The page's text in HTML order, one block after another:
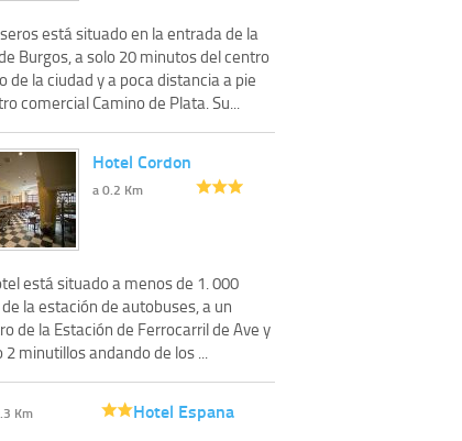
está situado en la entrada de la
Burgos, a solo 20 minutos del centro
de la ciudad y a poca distancia a pie
comercial Camino de Plata. Su...
Hotel Cordon
a 0.2 Km
está situado a menos de 1. 000
la estación de autobuses, a un
de la Estación de Ferrocarril de Ave y
minutillos andando de los ...
Hotel Espana
Km